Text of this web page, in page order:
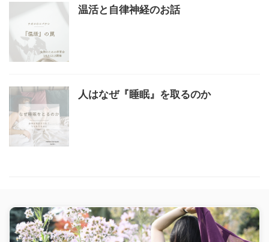
温活と自律神経のお話
人はなぜ『睡眠』を取るのか